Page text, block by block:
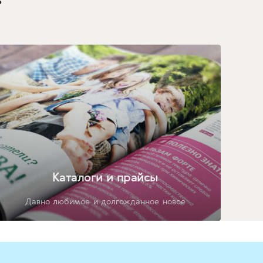
Каталоги и прайсы
Давно любимое и долгожданное новое